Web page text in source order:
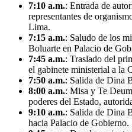
7:10 a.m.: Entrada de
representantes de
Lima.
7:15 a.m.: Saludo de los
Boluarte en Palacio de
7:45 a.m.: Traslado del
el gabinete ministerial a la
7:50 a.m.: Salida de Dina
8:00 a.m.: Misa y Te
poderes del Estado,
9:10 a.m.: Salida de Dina
hacia Palacio de Gobierno.